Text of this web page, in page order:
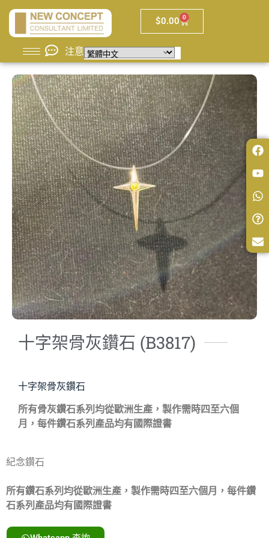
$0.00 0
注意
十字架骨灰鑽石 (B3817)
十字架骨灰鑽石
所有骨灰鑽石系列均從歐洲生產，製作需時四至六個
月，每件鑽石系列產品均有國際證書
紀念鑽石
所有鑽石系列均從歐洲生產，製作需時四至六個月，每件鑽
石系列產品均有國際證書